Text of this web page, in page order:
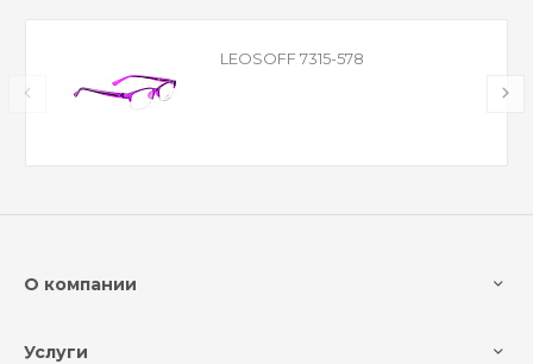
LEOSOFF 7315-578
О компании
Услуги